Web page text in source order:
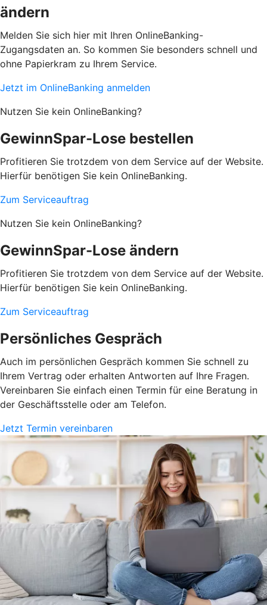
ändern
Melden Sie sich hier mit Ihren OnlineBanking-
Zugangsdaten an. So kommen Sie besonders schnell und
ohne Papierkram zu Ihrem Service.
Jetzt im OnlineBanking anmelden
Nutzen Sie kein OnlineBanking?
GewinnSpar-Lose bestellen
Profitieren Sie trotzdem von dem Service auf der Website.
Hierfür benötigen Sie kein OnlineBanking.
Zum Serviceauftrag
Nutzen Sie kein OnlineBanking?
GewinnSpar-Lose ändern
Profitieren Sie trotzdem von dem Service auf der Website.
Hierfür benötigen Sie kein OnlineBanking.
Zum Serviceauftrag
Persönliches Gespräch
Auch im persönlichen Gespräch kommen Sie schnell zu
Ihrem Vertrag oder erhalten Antworten auf Ihre Fragen.
Vereinbaren Sie einfach einen Termin für eine Beratung in
der Geschäftsstelle oder am Telefon.
Jetzt Termin vereinbaren